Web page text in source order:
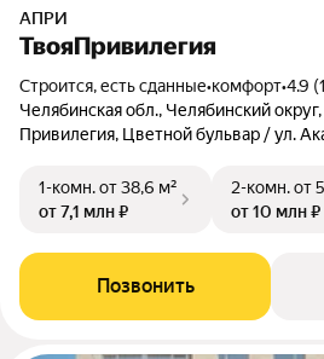
АПРИ
ТвояПривилегия
Строится, есть сданные•комфорт•4.9
Челябинская обл., Челябинский
Привилегия, Цветной бульвар / ул.
1-комн.от 38,6 м²
от 7,1 млн ₽
2-комн.от
от 10 млн ₽
Позвонить